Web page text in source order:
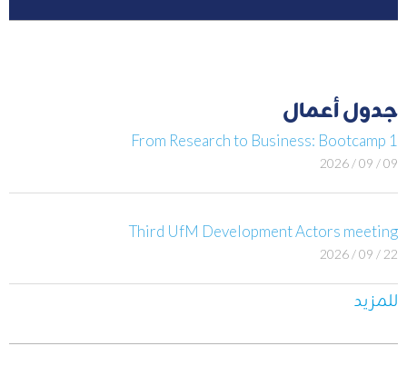
جدول أعمال
From Research to Business: Bootcamp 1
09 / 09 / 2026
Third UfM Development Actors meeting
22 / 09 / 2026
للمزيد